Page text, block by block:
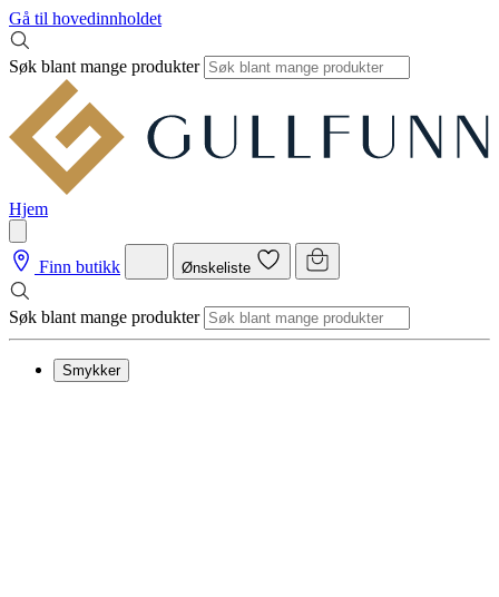
Gå til hovedinnholdet
Søk blant mange produkter
Hjem
Finn butikk Ønskeliste
Søk blant mange produkter
Smykker